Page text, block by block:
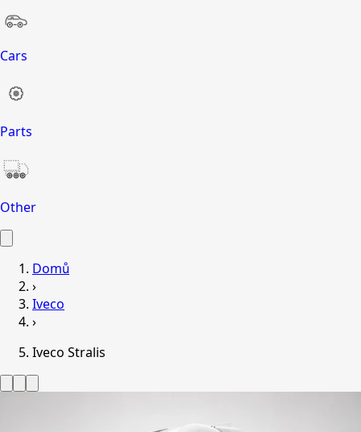
Cars
Parts
Other
Domů
›
Iveco
›
Iveco Stralis